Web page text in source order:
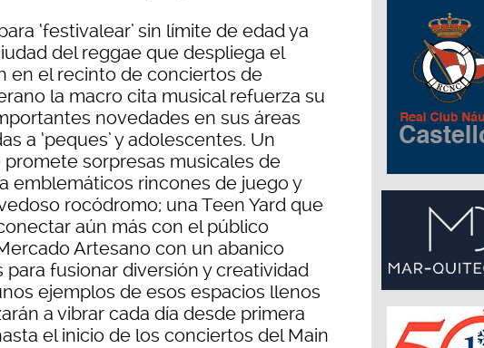
‘festivalear’ sin límite de edad ya
del reggae que despliega el
en el recinto de conciertos de
la macro cita musical refuerza su
novedades en sus áreas
a ‘peques’ y adolescentes. Un
sorpresas musicales de
emblemáticos rincones de juego y
rocódromo; una Teen Yard que
aún más con el público
Artesano con un abanico
fusionar diversión y creatividad
ejemplos de esos espacios llenos
a vibrar cada día desde primera
el inicio de los conciertos del Main